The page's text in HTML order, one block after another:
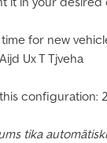
for new
Ux T Tjveha
configuration:
tika